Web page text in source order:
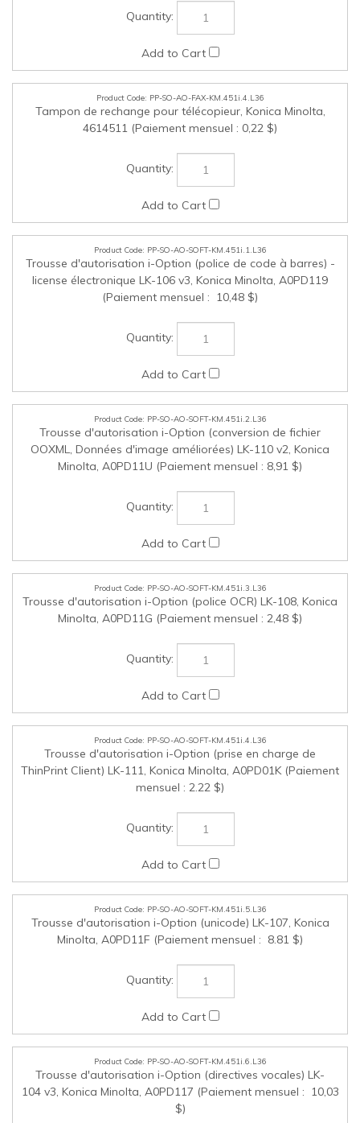
(Paiement mensuel : 10,48 $)
PP-SO-AO-SOFT-KM.451i.2.L36
OOXML, Données d'image améliorées) LK-110 v2, Konica
Minolta, A0PD11U (Paiement mensuel : 8,91 $)
PP-SO-AO-SOFT-KM.451i.3.L36
Trousse d'autorisation i-Option (police OCR) LK-108, Konica
Minolta, A0PD11G (Paiement mensuel : 2,48 $)
PP-SO-AO-SOFT-KM.451i.4.L36
Trousse d'autorisation i-Option (prise en charge de
ThinPrint Client) LK-111, Konica Minolta, A0PD01K (Paiement
PP-SO-AO-SOFT-KM.451i.5.L36
Trousse d'autorisation i-Option (unicode) LK-107, Konica
Minolta, A0PD11F (Paiement mensuel : 8.81 $)
PP-SO-AO-SOFT-KM.451i.6.L36
Trousse d'autorisation i-Option (directives vocales) LK-
104 v3, Konica Minolta, A0PD117 (Paiement mensuel : 10,03
$)
Clavier de type ordinateur pour entrée des données
alphanumériques., Konica Minolta, 7640006869 (Paiement
mensuel : 2,57 $)
PP-SO-AO-OTHER-KM.451i.2.L36
Agrafeuse de convenance C1, Konica Minolta, 7640013463
(Paiement mensuel : 4,02 $)